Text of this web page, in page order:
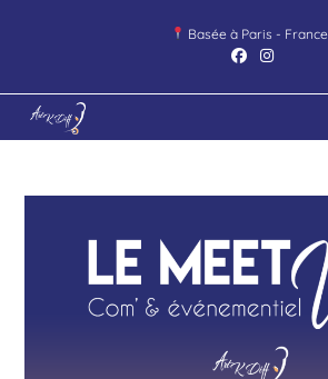
Basée à Paris - France